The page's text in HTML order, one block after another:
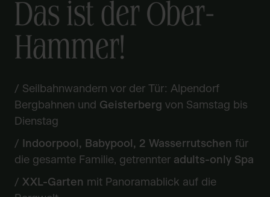
Das ist der Ober-
Hammer!
/ Seilbahnwandern vor der Tür: Alpendorf
Bergbahnen und Geisterberg von Samstag bis
Dienstag
/ Indoorpool, Babypool, 2 Wasserrutschen für
die gesamte Familie, getrennter adults-only Spa
/ XXL-Garten mit Panoramablick auf die